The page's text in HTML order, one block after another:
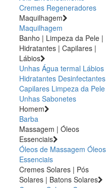
Cremes Regeneradores
Maquilhagem
Maquilhagem
Banho | Limpeza da Pele |
Hidratantes | Capilares |
Lábios
Unhas Água termal Lábios
Hidratantes Desinfectantes
Capilares Limpeza da Pele
Unhas Sabonetes
Homem
Barba
Massagem | Óleos
Essenciais
Óleos de Massagem Óleos
Essenciais
Cremes Solares | Pós
Solares | Batons Solares